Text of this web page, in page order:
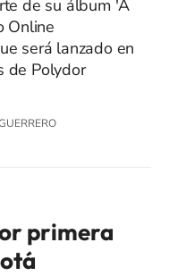
de su álbum 'A
Online
será lanzado en
de Polydor
primera